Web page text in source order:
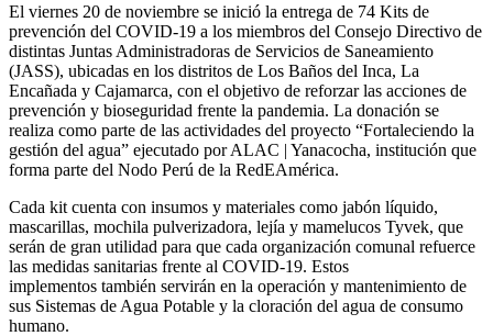
El viernes 20 de noviembre se inició la entrega de 74 Kits de
prevención del COVID-19 a los miembros del Consejo Directivo de
distintas Juntas Administradoras de Servicios de Saneamiento
(JASS), ubicadas en los distritos de Los Baños del Inca, La
Encañada y Cajamarca, con el objetivo de reforzar las acciones de
prevención y bioseguridad frente la pandemia. La donación se
realiza como parte de las actividades del proyecto “Fortaleciendo la
gestión del agua” ejecutado por ALAC | Yanacocha, institución que
forma parte del Nodo Perú de la RedEAmérica.
Cada kit cuenta con insumos y materiales como jabón líquido,
mascarillas, mochila pulverizadora, lejía y mamelucos Tyvek, que
serán de gran utilidad para que cada organización comunal refuerce
las medidas sanitarias frente al COVID-19. Estos
implementos también servirán en la operación y mantenimiento de
sus Sistemas de Agua Potable y la cloración del agua de consumo
humano.